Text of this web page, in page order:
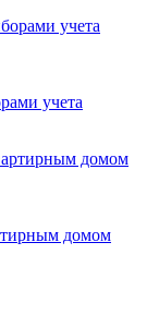
учета
домом